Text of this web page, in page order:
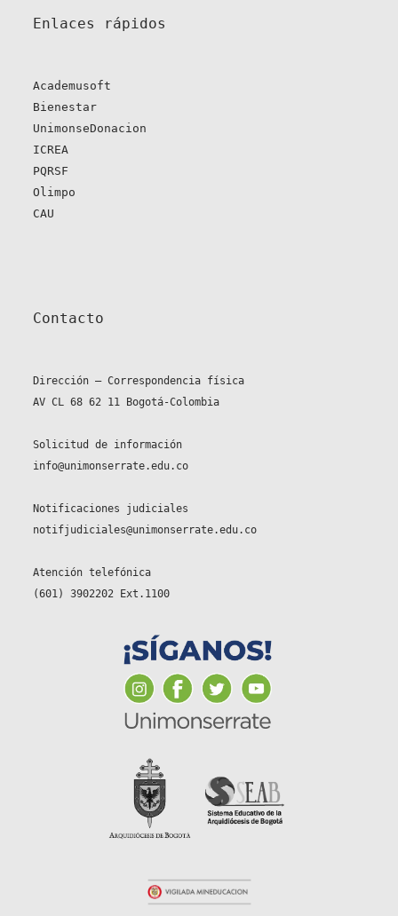
Enlaces rápidos
Academusoft
Bienestar
UnimonseDonacion
ICREA
PQRSF
Olimpo
CAU
Contacto
Dirección – Correspondencia física
AV CL 68 62 11 Bogotá-Colombia
Solicitud de información
info@unimonserrate.edu.co
Notificaciones judiciales
notifjudiciales@unimonserrate.edu.co
Atención telefónica
(601) 3902202 Ext.1100